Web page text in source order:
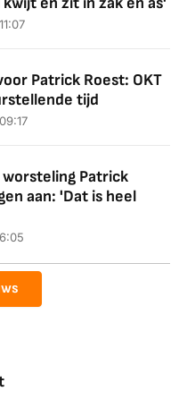
Patrick Roest: OKT
tijd
Patrick
aan: 'Dat is heel